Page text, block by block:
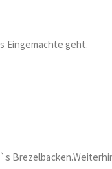
Eingemachte geht.